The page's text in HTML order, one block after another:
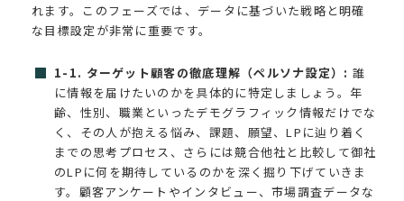
れます。このフェーズでは、データに基づいた戦略と明確
な目標設定が非常に重要です。
1-1. ターゲット顧客の徹底理解（ペルソナ設定）: 誰
に情報を届けたいのかを具体的に特定しましょう。年
齢、性別、職業といったデモグラフィック情報だけでな
く、その人が抱える悩み、課題、願望、LPに辿り着く
までの思考プロセス、さらには競合他社と比較して御社
のLPに何を期待しているのかを深く掘り下げていきま
す。顧客アンケートやインタビュー、市場調査データな